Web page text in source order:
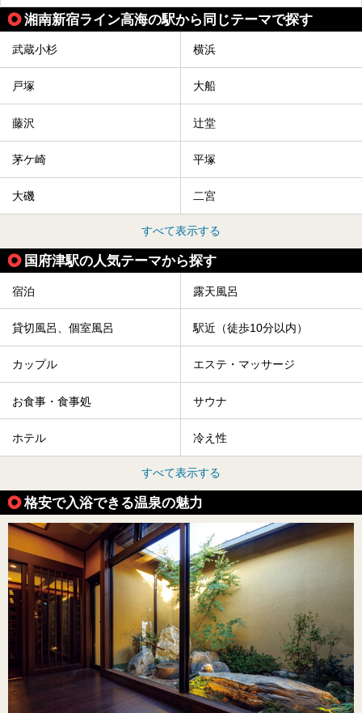
湘南新宿ライン高海の駅から同じテーマで探す
武蔵小杉 横浜
戸塚 大船
藤沢 辻堂
茅ケ崎 平塚
大磯 二宮
すべて表示する
国府津駅の人気テーマから探す
宿泊 露天風呂
貸切風呂、個室風呂 駅近（徒歩10分以内）
カップル エステ・マッサージ
お食事・食事処 サウナ
ホテル 冷え性
すべて表示する
格安で入浴できる温泉の魅力